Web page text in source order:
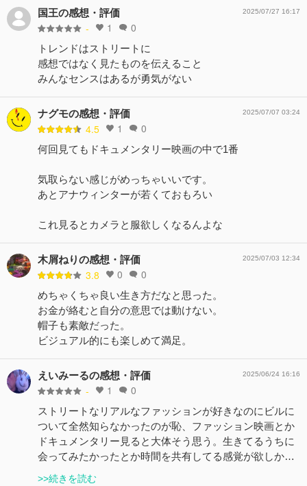
国王の感想・評価
- 1 0
2025/07/27 16:17
トレンドはストリートに
感想ではなく見たものを伝えること
みんなセンスはあるが勇気がない
ナグモの感想・評価
4.5 1 0
2025/07/07 03:24
何回見てもドキュメンタリー映画の中で1番
気取らない感じがめっちゃいいです。
あとアナウィンターが若くておもろい
これ見るとカメラと服欲しくなるんよな
木屑ねりの感想・評価
3.8 0 0
2025/07/03 12:34
めちゃくちゃ良い生き方だなと思った。
お金が絡むと自分の意思では動けない。
帽子も素敵だった。
ビジュアル的にも楽しめて満足。
えいみーるの感想・評価
- 1 0
2025/06/24 16:16
ストリートなリアルなファッションが好きなのにビルに
ついて全然知らなかったのが恥、ファッション映画とか
ドキュメンタリー見ると大体そう思う。生きてるうちに
会ってみたかったとか時間を共有してる感覚が欲しか…
>>続きを読む